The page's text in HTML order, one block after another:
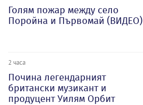
Голям пожар между село
Поройна и Първомай (ВИДЕО)
2 часа
Почина легендарният
британски музикант и
продуцент Уилям Орбит